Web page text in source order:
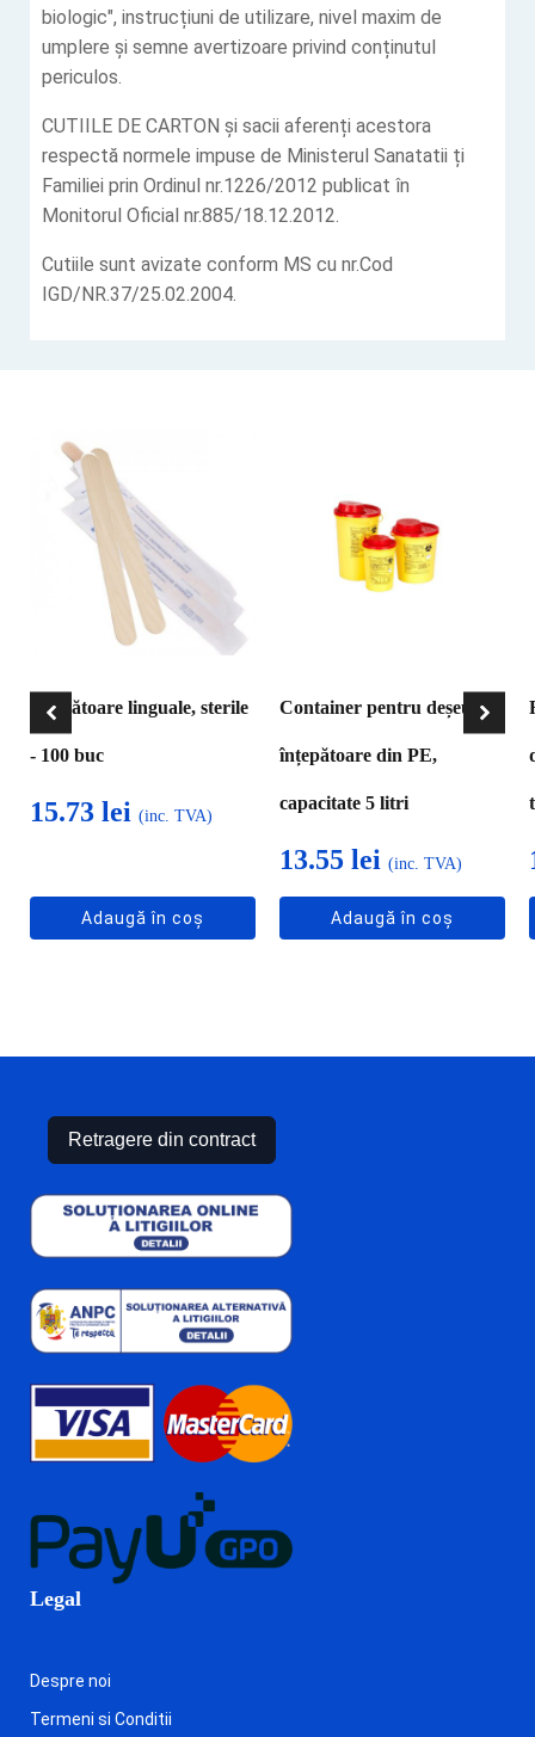
biologic", instrucțiuni de utilizare, nivel maxim de
umplere și semne avertizoare privind conținutul
periculos.
CUTIILE DE CARTON și sacii aferenți acestora
respectă normele impuse de Ministerul Sanatatii ți
Familiei prin Ordinul nr.1226/2012 publicat în
Monitorul Oficial nr.885/18.12.2012.
Cutiile sunt avizate conform MS cu nr.Cod
IGD/NR.37/25.02.2004.
Apăsătoare linguale, sterile
- 100 buc
15.73 lei (inc. TVA)
Adaugă în coș
Container pentru deșeuri
înțepătoare din PE,
capacitate 5 litri
13.55 lei (inc. TVA)
Adaugă în coș
Retragere din contract
Legal
Despre noi
Termeni si Conditii